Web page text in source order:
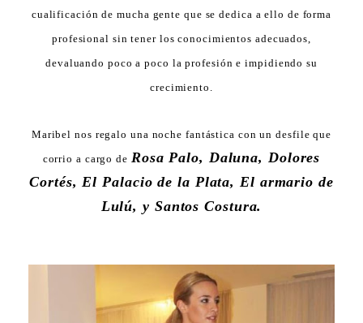
cualificación de mucha gente que se dedica a ello de forma
profesional sin tener los conocimientos adecuados,
devaluando poco a poco la profesión e impidiendo su
crecimiento.
Maribel nos regalo una noche fantástica con un desfile que
corrio a cargo de Rosa Palo, Daluna, Dolores
Cortés, El Palacio de la Plata, El armario de
Lulú, y Santos Costura.